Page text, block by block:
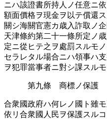
ニハ該證書所󠄁持人ノ任意ニ
額面價格ヲ現金ヲ以テ償還󠄁
關シ海關官憲カ歳入詐取ノ
天津條約第二十一條所󠄁定ノ
定ニ從ヒテ之ヲ處罰スルモ
セラレタル場合ニハ領事ハ
ヲ犯罪當事者ニ對シ課スル
第九條 商標ノ保護
合衆國政府ハ何レノ國ト雖
依リ合衆國人民ヲ保護スル